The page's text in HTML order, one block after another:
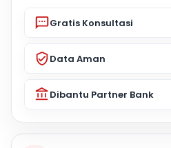
Gratis Konsultasi
Data Aman
Dibantu Partner Bank